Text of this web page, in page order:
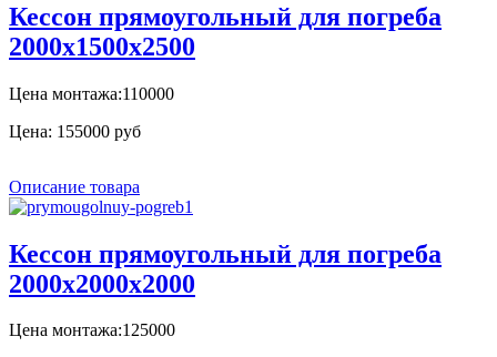
Кессон прямоугольный для погреба
2000х1500х2500
Цена монтажа:110000
Цена: 155000 руб
Описание товара
Кессон прямоугольный для погреба
2000х2000х2000
Цена монтажа:125000